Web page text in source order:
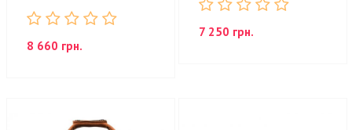
8 660 грн.
7 250 грн.